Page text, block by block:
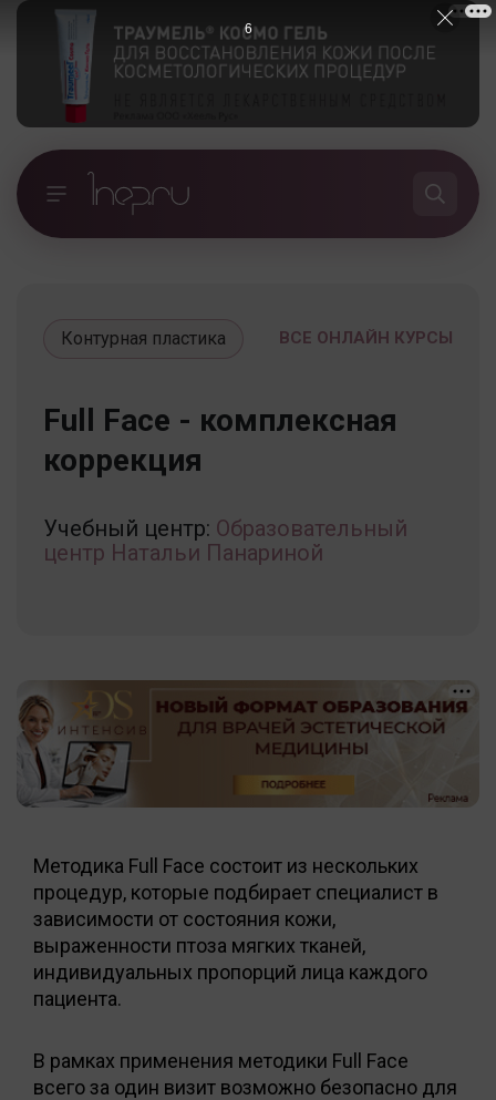
ВСЕ ОНЛАЙН КУРСЫ
Контурная пластика
Full Face - комплексная
коррекция
Учебный центр: Образовательный
центр Натальи Панариной
Методика Full Face состоит из нескольких
процедур, которые подбирает специалист в
зависимости от состояния кожи,
выраженности птоза мягких тканей,
индивидуальных пропорций лица каждого
пациента.
В рамках применения методики Full Face
всего за один визит возможно безопасно для
5